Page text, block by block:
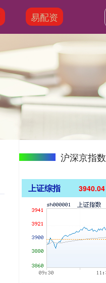
易配资
沪深京指数
上证综指 3940.04